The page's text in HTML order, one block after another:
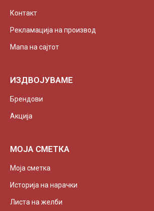
Контакт
Рекламација на производ
Мапа на сајтот
ИЗДВОЈУВАМЕ
Брендови
Акција
МОЈА СМЕТКА
Моја сметка
Историја на нарачки
Листа на желби